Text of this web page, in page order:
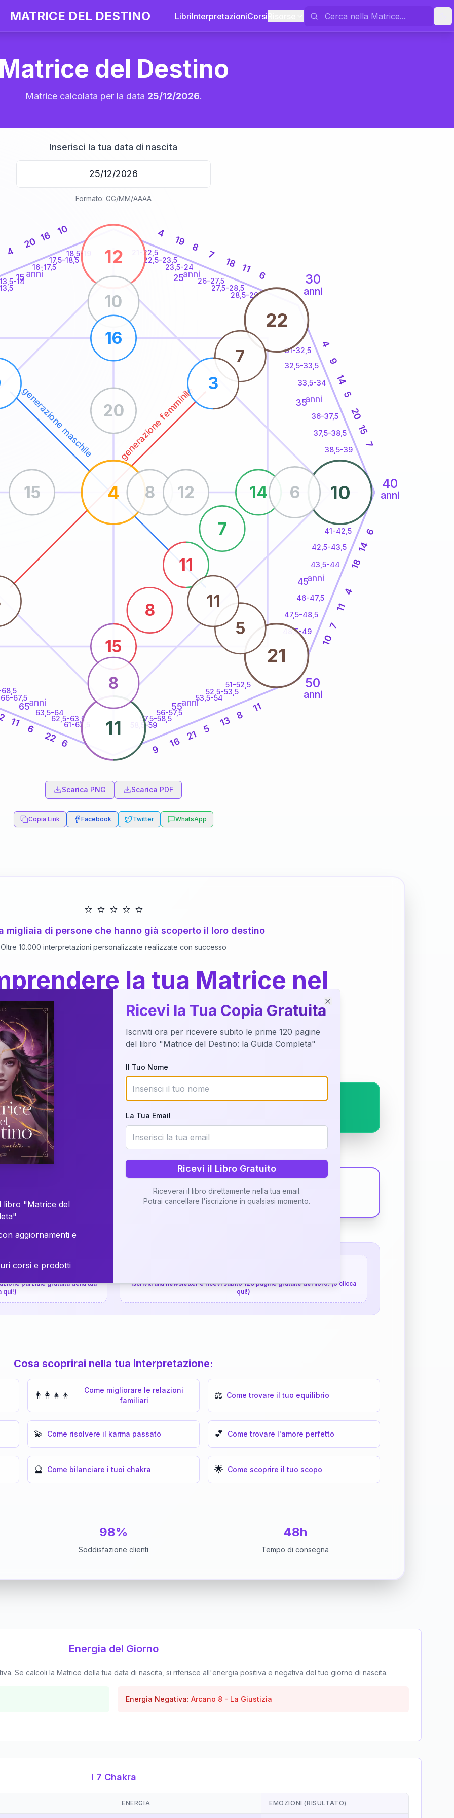
MATRICE DEL DESTINO LibriInterpretazioniCorsi
Matrice del Destino
Matrice calcolata per la data 25/12/2026.
Inserisci la tua data di nascita
Formato: GG/MM/AAAA
generazione maschile generazione femminile
20
30
anni
40
anni
50
anni
anni
13,5-14
16-17,5
17,5-18,5
18,5-19 21-22,5
22,5-23,5
23,5-24
26-27,5
27,5-28,5
28,5-29
31-32,5
32,5-33,5
33,5-34
36-37,5
37,5-38,5
38,5-39
41-42,5
42,5-43,5
43,5-44
46-47,5
47,5-48,5
48,5-49
51-52,5
52,5-53,5
53,5-54
56-57,5
57,5-58,5
58,5-59
61-62,5
62,5-63,5
63,5-64
66-67,5
68,5
4
20 16 10 4
19 8
7
18 11
6
4
9
14
5
20
15
7
6
14
18
4
11
7
10
11
8
13
5
21
16
9
6
22
6
11
12
10
11
4
22
21
15
8
11
7
14
10
6
8
16
8 12
15
20
7
3
5
11
15anni 25anni
35anni
45anni
55anni
65anni
Scarica PNG Scarica PDF
Copia Link Facebook Twitter WhatsApp
⭐ ⭐ ⭐ ⭐ ⭐
migliaia di persone che hanno già scoperto il loro destino
Oltre 10.000 interpretazioni personalizzate realizzate con successo
la tua Matrice nel
dettaglio?
della tua Matrice del Destino attraverso una nostra interpretazione
o studiando attraverso il manuale completo.
Richiedi Interpretazione
✨ Interpretazione personalizzata
Scopri il Libro
gratuita
parziale gratuita della tua
qui!)
Iscriviti alla newsletter e ricevi subito 120 pagine gratuite del libro! (o clicca
qui!)
Cosa scoprirai nella tua interpretazione:
👨‍👩‍👧‍👦
Come migliorare le relazioni
familiari
⚖️ Come trovare il tuo equilibrio
💫 Come risolvere il karma passato 💕 Come trovare l'amore perfetto
🔮 Come bilanciare i tuoi chakra 🌟 Come scoprire il tuo scopo
98%
Soddisfazione clienti
48h
Tempo di consegna
Energia del Giorno
Se calcoli la Matrice della tua data di nascita, si riferisce all'energia positiva e negativa del tuo giorno di nascita.
Energia Negativa: Arcano 8 - La Giustizia
I 7 Chakra
ENERGIA EMOZIONI (RISULTATO)
del Libro
libro "Matrice del
aggiornamenti e
corsi e prodotti
Ricevi la Tua Copia Gratuita
Iscriviti ora per ricevere subito le prime 120 pagine
del libro "Matrice del Destino: la Guida Completa"
Il Tuo Nome
La Tua Email
Ricevi il Libro Gratuito
Riceverai il libro direttamente nella tua email.
Potrai cancellare l'iscrizione in qualsiasi momento.